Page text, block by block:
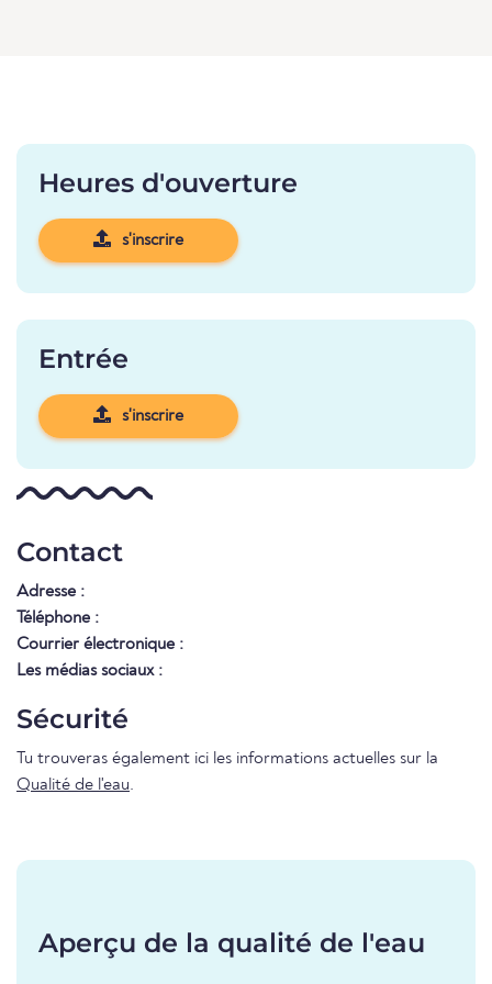
Heures d'ouverture
s'inscrire
Entrée
s'inscrire
Contact
Adresse :
Téléphone :
Courrier électronique :
Les médias sociaux :
Sécurité
Tu trouveras également ici les informations actuelles sur la
Qualité de l'eau.
Aperçu de la qualité de l'eau